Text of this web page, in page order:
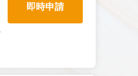
即時申請